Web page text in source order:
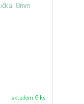
skladem 6 ks